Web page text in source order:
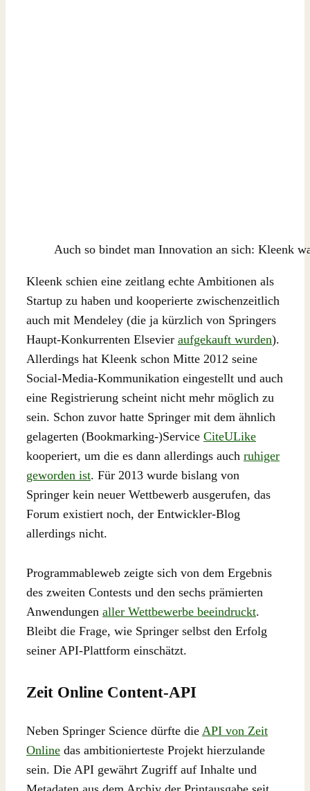
Auch so bindet man Innovation an sich: Kleenk
Kleenk schien eine zeitlang echte Ambitionen als
Startup zu haben und kooperierte zwischenzeitlich
auch mit Mendeley (die ja kürzlich von Springers
Haupt-Konkurrenten Elsevier aufgekauft wurden).
Allerdings hat Kleenk schon Mitte 2012 seine
Social-Media-Kommunikation eingestellt und auch
eine Registrierung scheint nicht mehr möglich zu
sein. Schon zuvor hatte Springer mit dem ähnlich
gelagerten (Bookmarking-)Service CiteULike
kooperiert, um die es dann allerdings auch ruhiger
geworden ist. Für 2013 wurde bislang von
Springer kein neuer Wettbewerb ausgerufen, das
Forum existiert noch, der Entwickler-Blog
allerdings nicht.
Programmableweb zeigte sich von dem Ergebnis
des zweiten Contests und den sechs prämierten
Anwendungen aller Wettbewerbe beeindruckt.
Bleibt die Frage, wie Springer selbst den Erfolg
seiner API-Plattform einschätzt.
Zeit Online Content-API
Neben Springer Science dürfte die API von Zeit
Online das ambitionierteste Projekt hierzulande
sein. Die API gewährt Zugriff auf Inhalte und